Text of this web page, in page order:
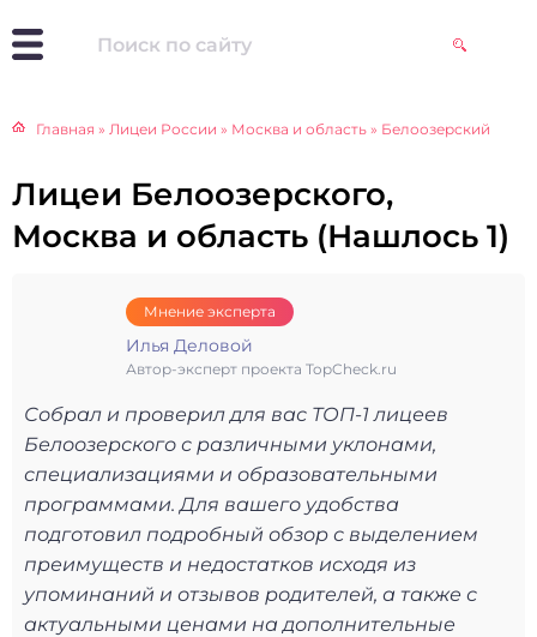
Главная » Лицеи России » Москва и область » Белоозерский
Лицеи Белоозерского,
Москва и область (Нашлось 1)
Мнение эксперта
Илья Деловой
Автор-эксперт проекта TopCheck.ru
Собрал и проверил для вас ТОП-1 лицеев
Белоозерского с различными уклонами,
специализациями и образовательными
программами. Для вашего удобства
подготовил подробный обзор с выделением
преимуществ и недостатков исходя из
упоминаний и отзывов родителей, а также с
актуальными ценами на дополнительные